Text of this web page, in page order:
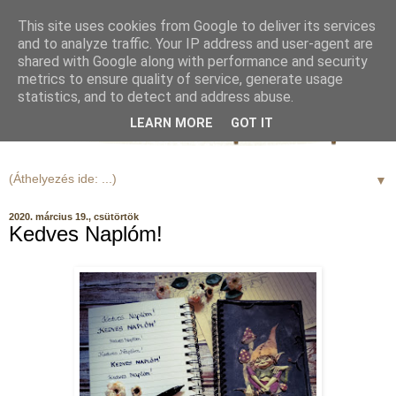
▼
2020. március 19., csütörtök
Kedves Naplóm!
This site uses cookies from Google to deliver its services
and to analyze traffic. Your IP address and user-agent are
shared with Google along with performance and security
metrics to ensure quality of service, generate usage
statistics, and to detect and address abuse.
LEARN MORE GOT IT